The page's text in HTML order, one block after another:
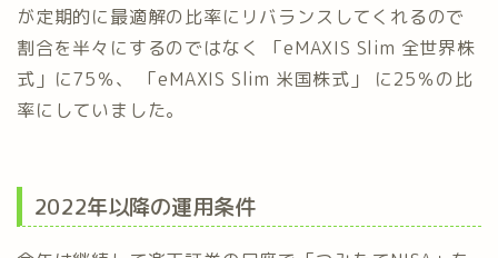
が定期的に最適解の比率にリバランスしてくれるので
割合を半々にするのではなく 「eMAXIS Slim 全世界株
式」に75％、 「eMAXIS Slim 米国株式」 に25％の比
率にしていました。
2022年以降の運用条件